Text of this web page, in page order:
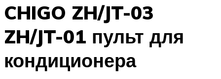
CHIGO ZH/JT-03
ZH/JT-01 пульт для
кондиционера